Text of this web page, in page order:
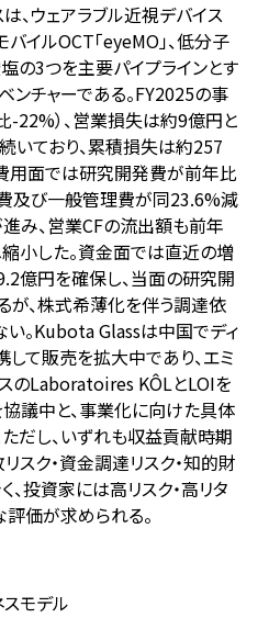
、ウェアラブル近視デバイス
バイルOCT「eyeMO」、低分子
の3つを主要パイプラインとす
チャーである。FY2025の事
22%）、営業損失は約9億円と
いており、累積損失は約257
用面では研究開発費が前年比
及び一般管理費が同23.6%減
み、営業CFの流出額も前年
小した。資金面では直近の増
億円を確保し、当面の研究開
、株式希薄化を伴う調達依
。Kubota Glassは中国でディ
て販売を拡大中であり、エミ
のLaboratoires KÔLとLOIを
議中と、事業化に向けた具体
だし、いずれも収益貢献時期
スク・資金調達リスク・知的財
、投資家には高リスク・高リタ
価が求められる。
モデル